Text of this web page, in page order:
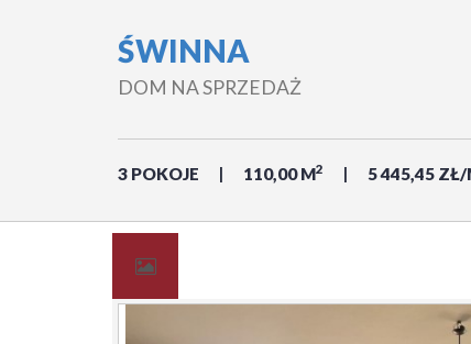
ŚWINNA
DOM NA SPRZEDAŻ
3 POKOJE 110,00 M2 5 445,45 ZŁ/